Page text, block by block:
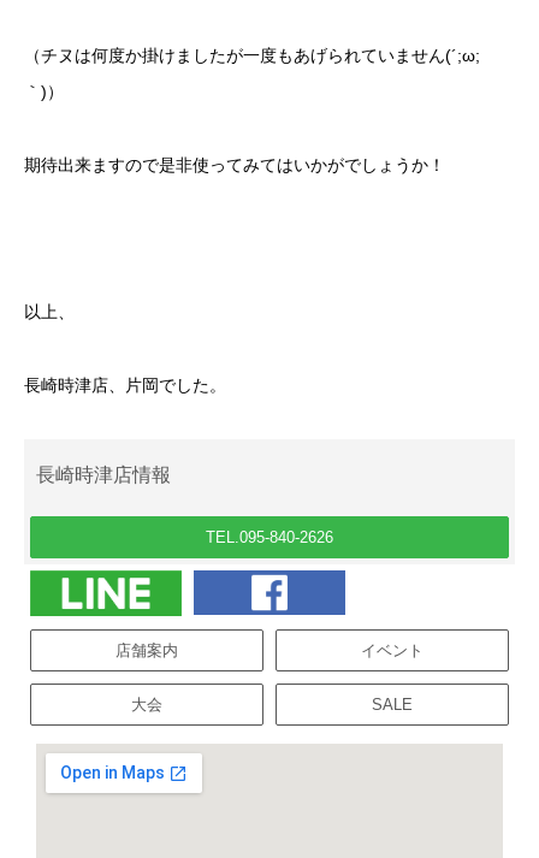
（チヌは何度か掛けましたが一度もあげられていません(´;ω;
｀)）
期待出来ますので是非使ってみてはいかがでしょうか！
以上、
長崎時津店、片岡でした。
長崎時津店情報
TEL.095-840-2626
店舗案内 イベント
大会 SALE